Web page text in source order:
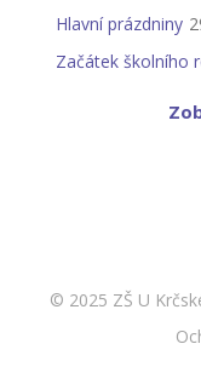
-- O
--
--
Hlavní prázdniny
Začátek školního
© 2025 ZŠ U